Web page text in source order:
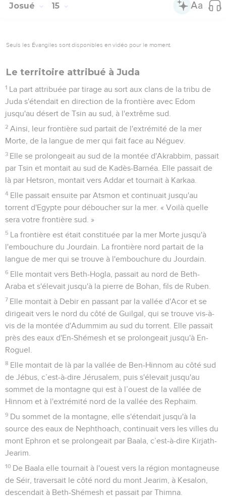
Josué 15
Seuls les Évangiles sont disponibles en vidéo pour le moment.
Le territoire attribué à Juda
1 La part attribuée par tirage au sort aux clans de la tribu de
Juda s'étendait en direction de la frontière avec Edom
jusqu'au désert de Tsin au sud, à l'extrême sud.
2 Ainsi, leur frontière sud partait de l'extrémité de la mer
Morte, de la langue de mer qui fait face au Néguev.
3 Elle se prolongeait au sud de la montée d'Akrabbim, passait
par Tsin et montait au sud de Kadès-Barnéa. Elle passait de
là par Hetsron, montait vers Addar et tournait à Karkaa.
4 Elle passait ensuite par Atsmon et continuait jusqu'au
torrent d'Egypte pour déboucher sur la mer. « Voilà quelle
sera votre frontière sud. »
5 La frontière est était constituée par la mer Morte jusqu'à
l'embouchure du Jourdain. La frontière nord partait de la
langue de mer qui se trouve à l'embouchure du Jourdain.
6 Elle montait vers Beth-Hogla, passait au nord de Beth-
Araba et s'élevait jusqu'à la pierre de Bohan, fils de Ruben.
7 Elle montait à Debir en passant par la vallée d'Acor et se
dirigeait vers le nord du côté de Guilgal, qui se trouve vis-à-
vis de la montée d'Adummim au sud du torrent. Elle passait
près des eaux d'En-Shémesh et se prolongeait jusqu'à En-
Roguel.
8 Elle montait de là par la vallée de Ben-Hinnom au côté sud
de Jébus, c’est-à-dire Jérusalem, puis s'élevait jusqu'au
sommet de la montagne qui est à l’ouest de la vallée de
Hinnom et à l'extrémité nord de la vallée des Rephaïm.
9 Du sommet de la montagne, elle s'étendait jusqu'à la
source des eaux de Nephthoach, continuait vers les villes du
mont Ephron et se prolongeait par Baala, c’est-à-dire Kirjath-
Jearim.
10 De Baala elle tournait à l'ouest vers la région montagneuse
de Séir, traversait le côté nord du mont Jearim, à Kesalon,
descendait à Beth-Shémesh et passait par Thimna.